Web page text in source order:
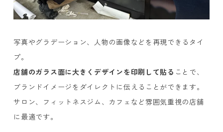
写真やグラデーション、人物の画像などを再現できるタイ
プ。
店舗のガラス面に大きくデザインを印刷して貼る ことで、
ブランドイメージをダイレクトに伝えることができます。
サロン、フィットネスジム、カフェなど雰囲気重視の店舗
に最適です。